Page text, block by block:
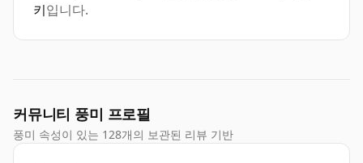
키입니다.
커뮤니티 풍미 프로필
풍미 속성이 있는 128개의 보관된 리뷰 기반